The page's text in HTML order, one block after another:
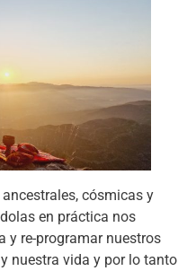
cósmicas y
en práctica nos
y re-programar nuestros
nuestra vida y por lo tanto